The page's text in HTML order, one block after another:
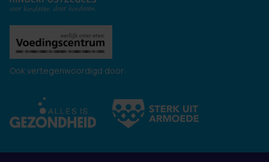
Ook vertegenwoordigd door: